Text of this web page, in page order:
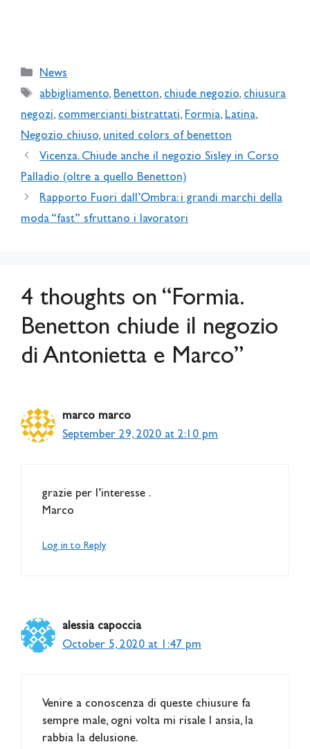
Categories
News
Tags
abbigliamento, Benetton, chiude negozio, chiusura
negozi, commercianti bistrattati, Formia, Latina,
Negozio chiuso, united colors of benetton
Vicenza. Chiude anche il negozio Sisley in Corso
Palladio (oltre a quello Benetton)
Rapporto Fuori dall’Ombra: i grandi marchi della
moda “fast” sfruttano i lavoratori
4 thoughts on “Formia.
Benetton chiude il negozio
di Antonietta e Marco”
marco marco
September 29, 2020 at 2:10 pm
grazie per l’interesse .
Marco
Log in to Reply
alessia capoccia
October 5, 2020 at 1:47 pm
Venire a conoscenza di queste chiusure fa
sempre male, ogni volta mi risale l ansia, la
rabbia la delusione.